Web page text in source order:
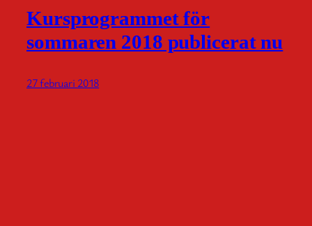
Kursprogrammet för
sommaren 2018 publicerat nu
27 februari 2018